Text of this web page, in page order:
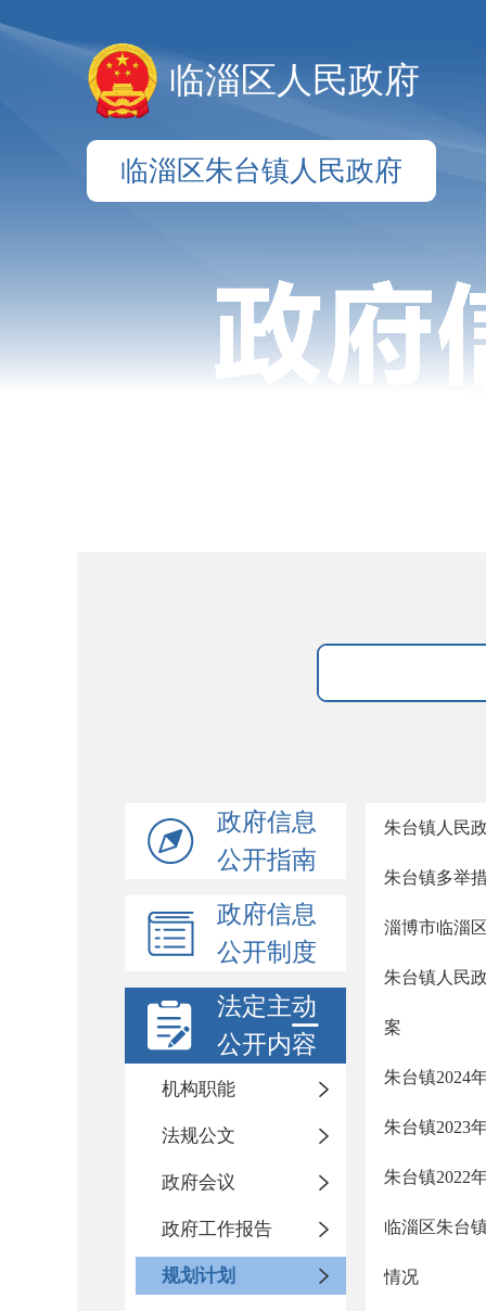
临淄区人民政府
临淄区朱台镇人民政府
政府信息
公开指南
政府信息
公开制度
法定主动
公开内容
机构职能
法规公文
政府会议
政府工作报告
规划计划
朱台镇人民
朱台镇多举
淄博市临淄
朱台镇人民
案
朱台镇2024
朱台镇2023
朱台镇2022
临淄区朱台
情况